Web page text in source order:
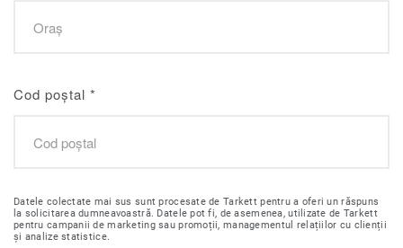
Cod poștal *
Datele colectate mai sus sunt procesate de Tarkett pentru a oferi un răspuns
la solicitarea dumneavoastră. Datele pot fi, de asemenea, utilizate de Tarkett
pentru campanii de marketing sau promoții, managementul relațiilor cu clienții
și analize statistice.